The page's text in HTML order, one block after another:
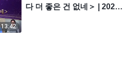
13:42
다 더 좋은 건 없네＞ | 2026